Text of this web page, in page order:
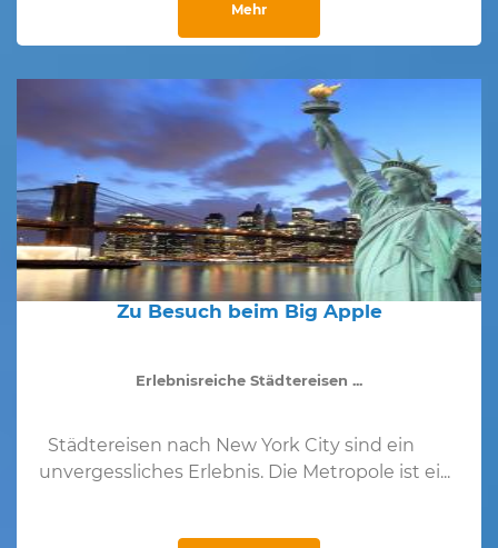
Mehr
Zu Besuch beim Big Apple
Erlebnisreiche Städtereisen ...
Städtereisen nach New York City sind ein
unvergessliches Erlebnis. Die Metropole ist ei...